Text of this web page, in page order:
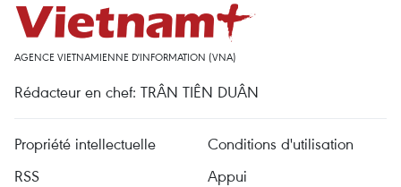
AGENCE VIETNAMIENNE D'INFORMATION (VNA)
Rédacteur en chef: TRÂN TIÊN DUÂN
Propriété intellectuelle
Conditions d'utilisation
RSS
Appui